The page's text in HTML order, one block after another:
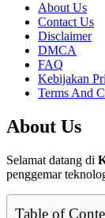
About Us
Contact Us
Disclaimer
DMCA
FAQ
Kebijakan
Terms And
About Us
Selamat datang di
penggemar
Table of